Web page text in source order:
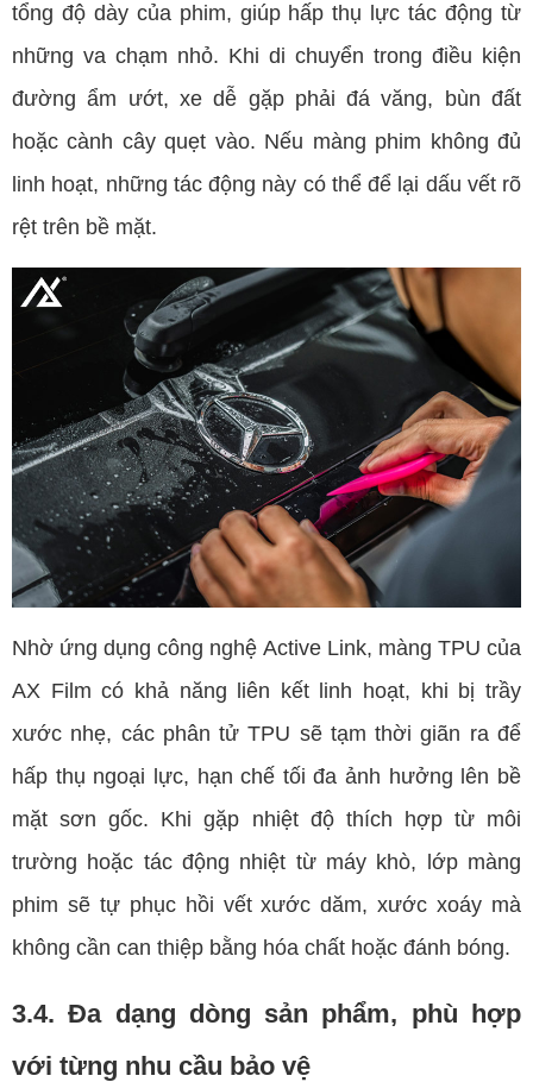
tổng độ dày của phim, giúp hấp thụ lực tác động từ
những va chạm nhỏ. Khi di chuyển trong điều kiện
đường ẩm ướt, xe dễ gặp phải đá văng, bùn đất
hoặc cành cây quẹt vào. Nếu màng phim không đủ
linh hoạt, những tác động này có thể để lại dấu vết rõ
rệt trên bề mặt.
Nhờ ứng dụng công nghệ Active Link, màng TPU của
AX Film có khả năng liên kết linh hoạt, khi bị trầy
xước nhẹ, các phân tử TPU sẽ tạm thời giãn ra để
hấp thụ ngoại lực, hạn chế tối đa ảnh hưởng lên bề
mặt sơn gốc. Khi gặp nhiệt độ thích hợp từ môi
trường hoặc tác động nhiệt từ máy khò, lớp màng
phim sẽ tự phục hồi vết xước dăm, xước xoáy mà
không cần can thiệp bằng hóa chất hoặc đánh bóng.
3.4. Đa dạng dòng sản phẩm, phù hợp
với từng nhu cầu bảo vệ